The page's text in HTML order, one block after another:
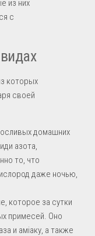
из них
с
которых
своей
домашних
азота,
то, что
даже ночью,
которое за сутки
примесей. Оно
и аміаку, а также